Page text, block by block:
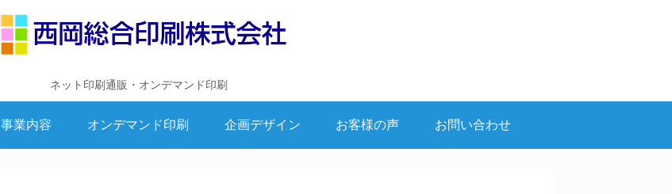
ネット印刷通販・オンデマンド印刷
事業内容 オンデマンド印刷 企画デザイン お客様の声 お問い合わせ